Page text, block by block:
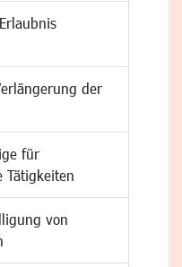
der
für
Tätigkeiten
von